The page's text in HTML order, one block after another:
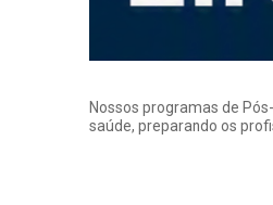
Nossos programas de
saúde, preparando os